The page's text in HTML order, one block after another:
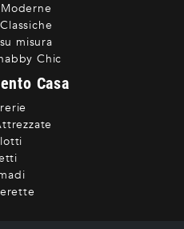
misura
Chic
Casa